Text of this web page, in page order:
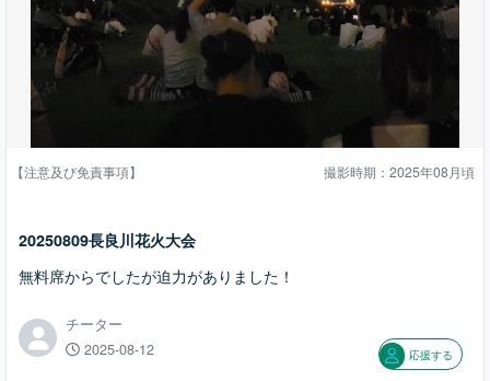
【注意及び免責事項】 撮影時期：2025年08月頃
20250809長良川花火大会
無料席からでしたが迫力がありました！
チーター
2025-08-12 応援する